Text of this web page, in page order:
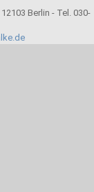
Berlin - Tel. 030-